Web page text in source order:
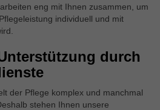
eng mit Ihnen zusammen, um
individuell und mit
durch
der Pflege komplex und manchmal
stehen Ihnen unsere